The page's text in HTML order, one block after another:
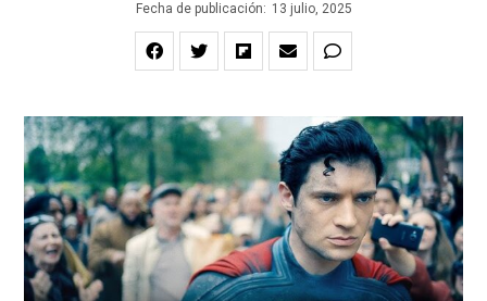
Fecha de publicación: 13 julio, 2025